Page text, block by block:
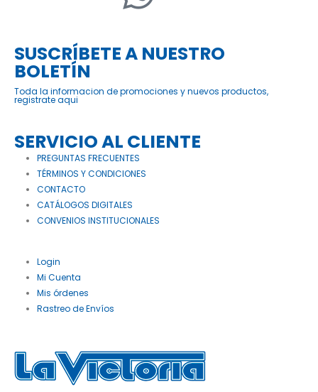
SUSCRÍBETE A NUESTRO
BOLETÍN
Toda la informacion de promociones y nuevos productos,
registrate aqui
SERVICIO AL CLIENTE
PREGUNTAS FRECUENTES
TÉRMINOS Y CONDICIONES
CONTACTO
CATÁLOGOS DIGITALES
CONVENIOS INSTITUCIONALES
Login
Mi Cuenta
Mis órdenes
Rastreo de Envíos